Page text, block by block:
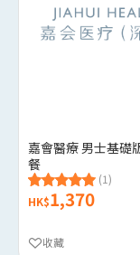
嘉會醫療 男士基礎
餐
(1)
HK$1,370
收藏